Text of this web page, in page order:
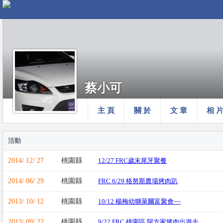
主 頁 關 於 文 章 相 片
蔡小可
活動
2014/ 12/ 27 桃園縣 12/27 FRC歲末尾牙聚餐
2014/ 06/ 29 桃園縣 FRC 6/29 格努斯農場烤肉趴
2013/ 10/ 12 桃園縣 10/12 楊梅幼獅萊爾富聚會~~